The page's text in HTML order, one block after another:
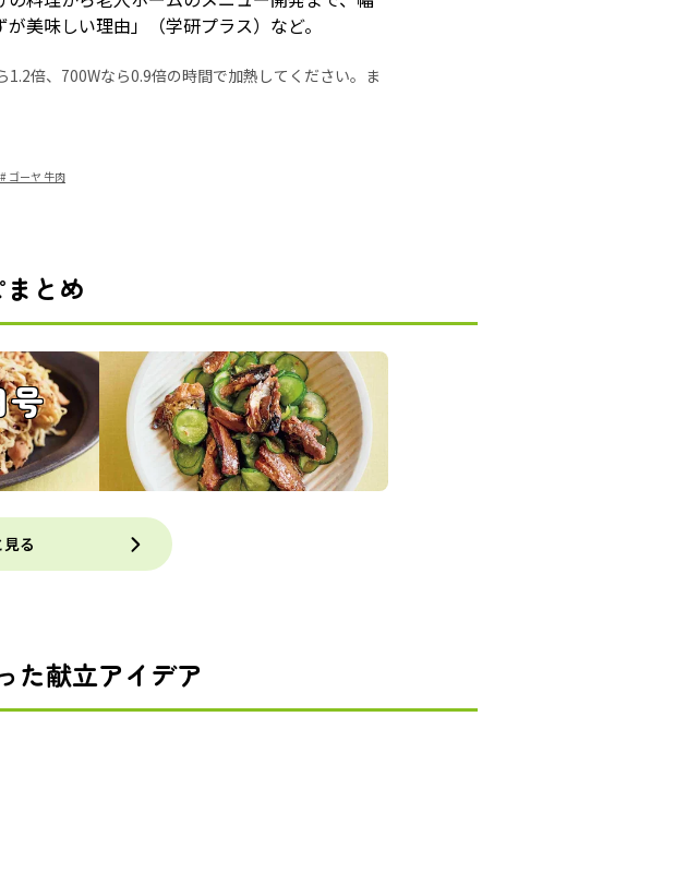
美味しい理由」（学研プラス）など。
倍、700Wなら0.9倍の時間で加熱してください。ま
# ゴーヤ 牛肉
とめ
号
る
た献立アイデア